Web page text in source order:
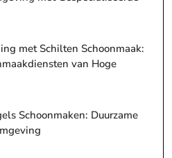
met Schilten Schoonmaak:
van Hoge
Schoonmaken: Duurzame